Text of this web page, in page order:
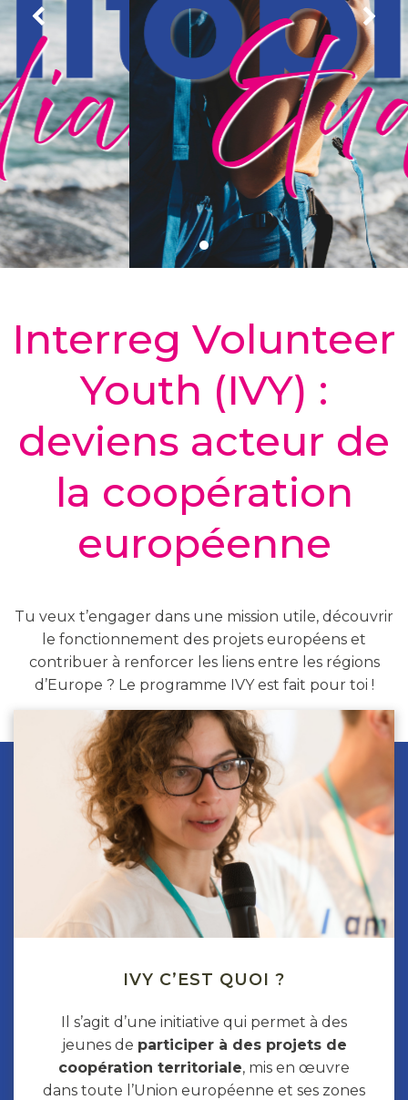
Interreg Volunteer
Youth (IVY) :
deviens acteur de
la coopération
européenne
Tu veux t’engager dans une mission utile, découvrir
le fonctionnement des projets européens et
contribuer à renforcer les liens entre les régions
d’Europe ? Le programme IVY est fait pour toi !
IVY C’EST QUOI ?
Il s’agit d’une initiative qui permet à des
jeunes de participer à des projets de
coopération territoriale, mis en œuvre
dans toute l’Union européenne et ses zones